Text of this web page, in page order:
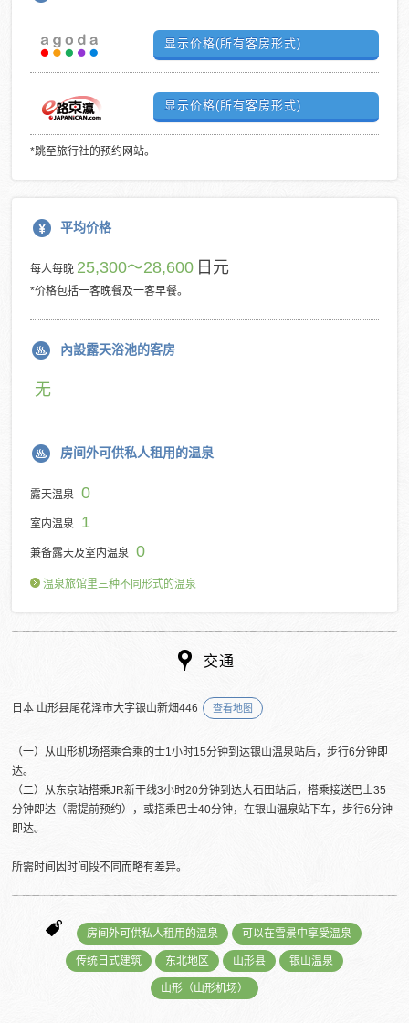
显示价格(所有客房形式)
显示价格(所有客房形式)
*跳至旅行社的预约网站。
平均价格
每人每晚 25,300～28,600 日元
*价格包括一客晚餐及一客早餐。
內設露天浴池的客房
无
房间外可供私人租用的温泉
露天温泉 0
室内温泉 1
兼备露天及室内温泉 0
温泉旅馆里三种不同形式的温泉
交通
日本 山形县尾花泽市大字银山新畑446 查看地图
（一）从山形机场搭乘合乘的士1小时15分钟到达银山温泉站后，步行6分钟即
达。
（二）从东京站搭乘JR新干线3小时20分钟到达大石田站后，搭乘接送巴士35
分钟即达（需提前预约），或搭乘巴士40分钟，在银山温泉站下车，步行6分钟
即达。
所需时间因时间段不同而略有差异。
房间外可供私人租用的温泉 可以在雪景中享受温泉
传统日式建筑 东北地区 山形县 银山温泉
山形（山形机场）